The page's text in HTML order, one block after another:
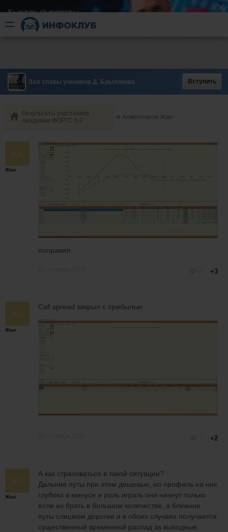
Быстрый разгон
​в короткие сроки
Зал славы учеников Д. Брылякова Вступить
Результаты участников
Академии ФОРТС 6.0
Ахметзянов Жан
Жан
поправил
+3
Жан
Call spread закрыл с прибылью
+2
Жан
А как страховаться в такой ситуации?
Дальние путы при этом дешевые, но профиль на них
глубоко в минусе и роль играть они начнут только
если их брать в большом количестве, а ближние
путы слишком дорогие и в обоих случаях получается
существенный временной распад за выходные.